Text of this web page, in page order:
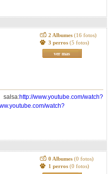
2 Albumes (16 fotos)
3 perros (5 fotos)
ver mas
http://www.youtube.com/watch?
watch?
0 Albumes (0 fotos)
1 perros (0 fotos)